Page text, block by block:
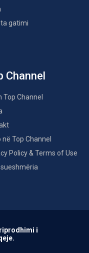
gatimi
Channel
Top Channel
në Top Channel
Policy & Terms of Use
i